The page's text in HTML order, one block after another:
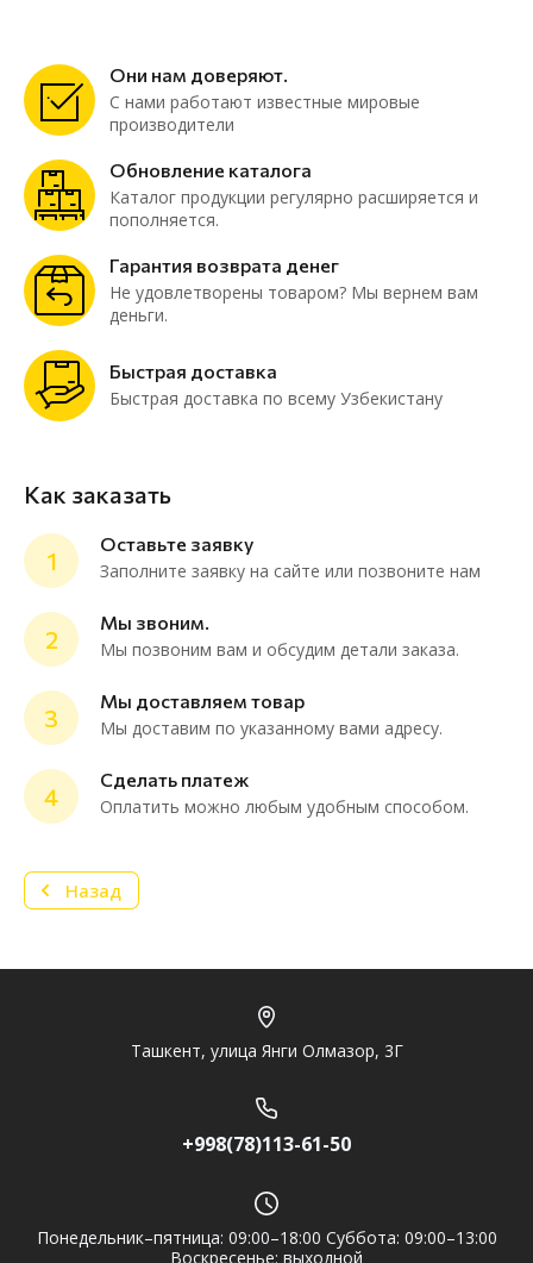
Они нам доверяют.
С нами работают известные мировые
производители
Обновление каталога
Каталог продукции регулярно расширяется и
пополняется.
Гарантия возврата денег
Не удовлетворены товаром? Мы вернем вам
деньги.
Быстрая доставка
Быстрая доставка по всему Узбекистану
Как заказать
1
Оставьте заявку
Заполните заявку на сайте или позвоните нам
2
Мы звоним.
Мы позвоним вам и обсудим детали заказа.
3
Мы доставляем товар
Мы доставим по указанному вами адресу.
4
Сделать платеж
Оплатить можно любым удобным способом.
Назад
Ташкент, улица Янги Олмазор, 3Г
+998(78)113-61-50
Понедельник–пятница: 09:00–18:00 Суббота: 09:00–13:00
Воскресенье: выходной
online
Мессенджеры
Нужна консультация или персональное
предложение? Пиши в мессенджер!
Telegram